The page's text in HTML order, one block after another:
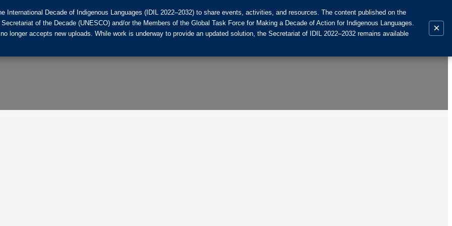
Decade of Indigenous Languages (IDIL 2022–2032) to share events, activities, and resources. The content published on the
of the Decade (UNESCO) and/or the Members of the Global Task Force for Making a Decade of Action for Indigenous Languages.
longer accepts new uploads. While work is underway to provide an updated solution, the Secretariat of IDIL 2022–2032 remains available
×